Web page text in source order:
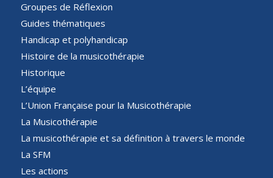
Groupes de Réflexion
Guides thématiques
Handicap et polyhandicap
Histoire de la musicothérapie
Historique
L’équipe
L’Union Française pour la Musicothérapie
La Musicothérapie
La musicothérapie et sa définition à travers le monde
La SFM
Les actions